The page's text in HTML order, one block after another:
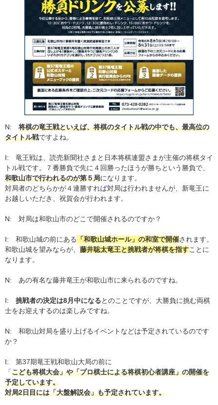
N: 将棋の竜王戦といえば、将棋のタイトル戦の中でも、最高位の
タイトル戦ですよね。
I: 竜王戦は、読売新聞社さまと日本将棋連盟さまが主催の将棋タイ
トル戦です。７番勝負で先に４回勝ったほうが勝ちという勝負で、
和歌山市で行われるのが第５局になります。
対局者のどちらかが４連勝すれば対局は行われませんが、新竜王に
お越しいただき、祝賀会が行われます。
N: 対局は和歌山市のどこで開催されるのですか？
I: 和歌山城の前にある 「和歌山城ホール」の和室で開催されます。
和歌山城を望みならが、 藤井聡太竜王と挑戦者が将棋を指すことに
なります。
N: あの有名な藤井竜王が和歌山市に来られるのですね。
I: 挑戦者の決定は8月中になるとのことですが、大勝負に挑む両棋
士をお迎えするのは楽しみですね。
N: 和歌山対局を盛り上げるイベントなどは予定されているのです
か？
I: 第37期竜王戦和歌山大局の前に
「こども将棋大会」や「プロ棋士による将棋初心者講座」の開催を
予定しています。
対局2日目には「大盤解説会」も予定されています。